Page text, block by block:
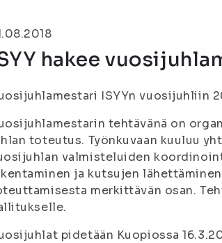
hakee
ISYYn vuosijuhliin
tehtävänä on
toteutus. Työnkuvaan kuuluu
valmisteluiden
ja kutsujen
merkittävän osan.
pidetään Kuopiossa